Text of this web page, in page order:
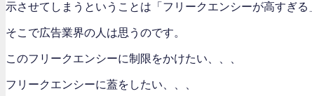
示させてしまうということは「フリークエンシーが高すぎる
そこで広告業界の人は思うのです。
このフリークエンシーに制限をかけたい、、、
フリークエンシーに蓋をしたい、、、